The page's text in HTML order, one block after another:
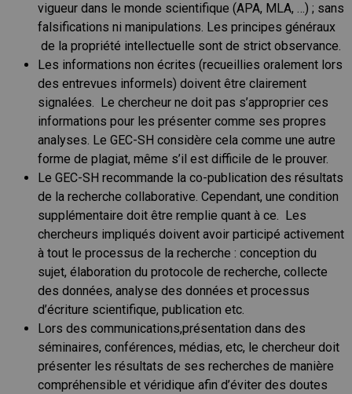
vigueur dans le monde scientifique (APA, MLA, …) ; sans
falsifications ni manipulations. Les principes généraux
de la propriété intellectuelle sont de strict observance.
Les informations non écrites (recueillies oralement lors
des entrevues informels) doivent être clairement
signalées. Le chercheur ne doit pas s’approprier ces
informations pour les présenter comme ses propres
analyses. Le GEC-SH considère cela comme une autre
forme de plagiat, même s’il est difficile de le prouver.
Le GEC-SH recommande la co-publication des résultats
de la recherche collaborative. Cependant, une condition
supplémentaire doit être remplie quant à ce. Les
chercheurs impliqués doivent avoir participé activement
à tout le processus de la recherche : conception du
sujet, élaboration du protocole de recherche, collecte
des données, analyse des données et processus
d’écriture scientifique, publication etc.
Lors des communications,présentation dans des
séminaires, conférences, médias, etc, le chercheur doit
présenter les résultats de ses recherches de manière
compréhensible et véridique afin d’éviter des doutes